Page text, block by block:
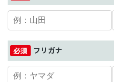
フリガナ